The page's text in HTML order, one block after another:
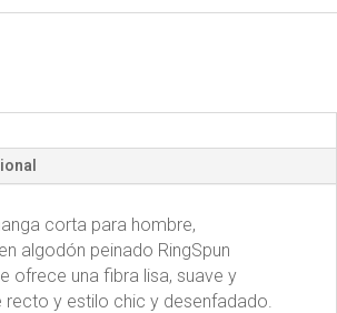
corta para hombre,
algodón peinado RingSpun
ofrece una fibra lisa, suave y
recto y estilo chic y desenfadado.